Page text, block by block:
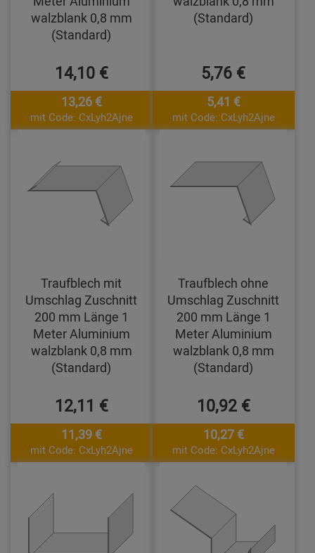
walzblank 0,8 mm
(Standard)
14,10 €
13,26 €
mit Code: CxLyh2Ajne
(Standard)
5,76 €
5,41 €
mit Code: CxLyh2Ajne
Traufblech mit
Umschlag Zuschnitt
200 mm Länge 1
Meter Aluminium
walzblank 0,8 mm
(Standard)
12,11 €
11,39 €
mit Code: CxLyh2Ajne
Traufblech ohne
Umschlag Zuschnitt
200 mm Länge 1
Meter Aluminium
walzblank 0,8 mm
(Standard)
10,92 €
10,27 €
mit Code: CxLyh2Ajne